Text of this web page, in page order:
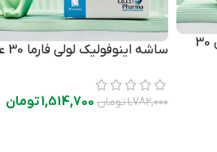
کپسول فروفورت دئودنال عبیدی 30
ساشه اینوفولیک لولی فارما 30 عددی
1,782,000تومان1,514,700تومان